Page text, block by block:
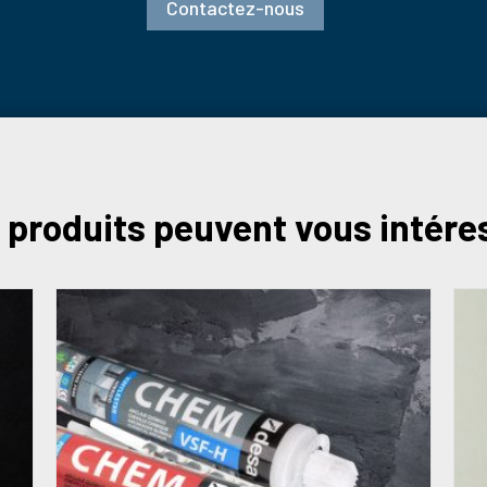
Contactez-nous
produits peuvent vous